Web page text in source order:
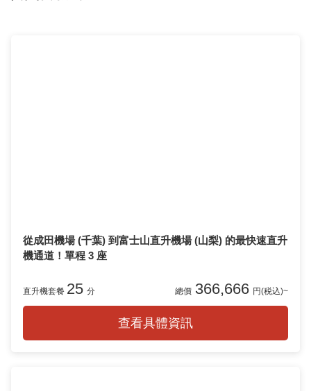
從成田機場 (千葉) 到富士山直升機場 (山梨) 的最快速直升
機通道！單程 3 座
直升機套餐 25 分 總價 366,666 円(税込)~
查看具體資訊